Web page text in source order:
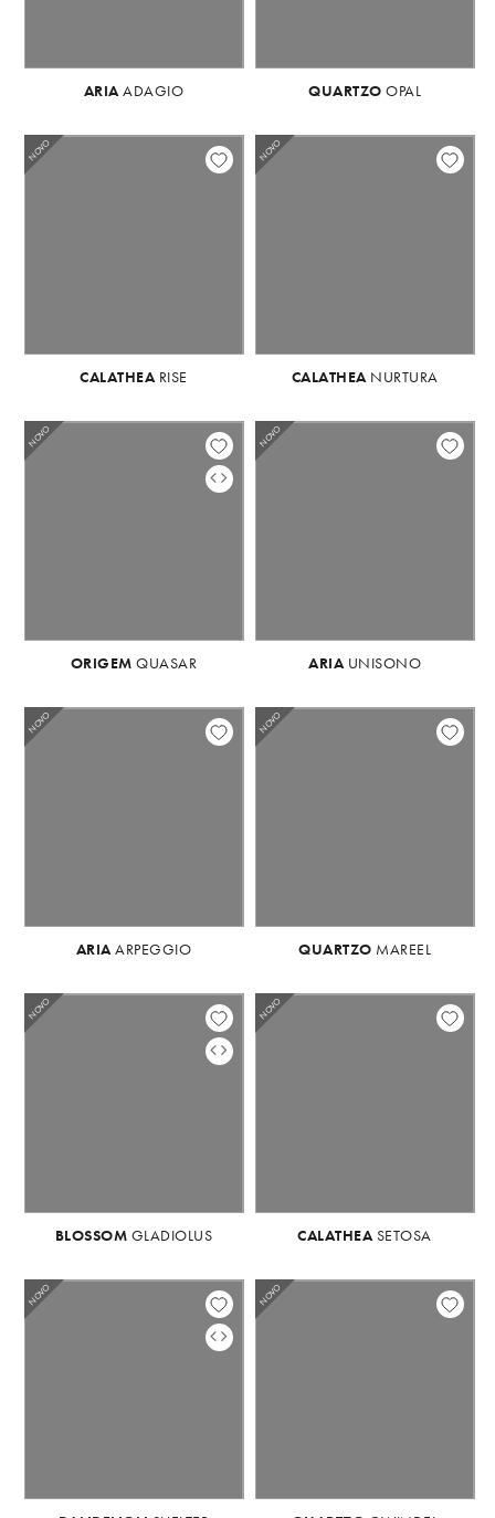
ARIAADAGIO ARIAADAGIO
QUARTZO OPAL
NOVO
CALATHEARISE
NOVO
CALATHEANURTURA
NOVO
ORIGEM QUASAR ORIGEMQUASAR
NOVO
ARIAUNISONO
NOVO
ARIAARPEGGIO
NOVO
QUARTZO MAREEL
NOVO
BLOSSOM GLADIOLUS
NOVO
BLOSSOMGLADIOLUS
NOVO
CALATHEASETOSA
NOVO NOVO